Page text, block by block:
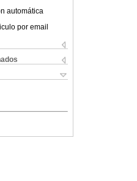
automática
por email